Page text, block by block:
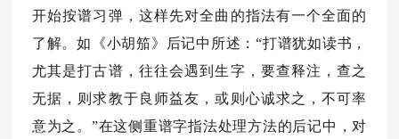
开始按谱习弹，这样先对全曲的指法有一个全面的
了解。如《小胡笳》后记中所述：“打谱犹如读书，
尤其是打古谱，往往会遇到生字，要查释注，查之
无据，则求教于良师益友，或则心诚求之，不可率
意为之。”在这侧重谱字指法处理方法的后记中，对